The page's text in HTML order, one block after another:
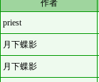
作者
priest
月下蝶影
月下蝶影